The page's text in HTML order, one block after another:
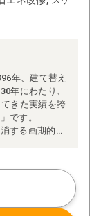
年、建て替え
年にわたり、
きた実績を誇
です。
する画期的な
「一貫担当
者が現場を統
られた充実の